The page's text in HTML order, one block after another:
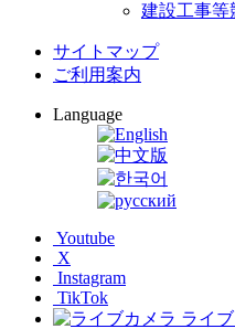
建設工事等
サイトマップ
ご利用案内
Language
Youtube
X
Instagram
TikTok
ライ